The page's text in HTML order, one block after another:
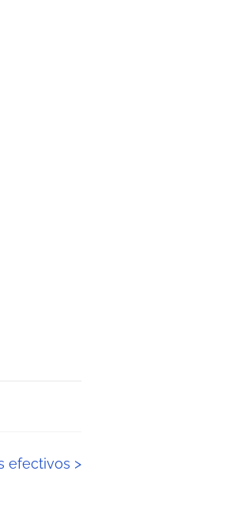
efectivos >